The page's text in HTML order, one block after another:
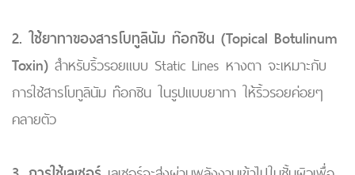
2. ใช้ยาทาของสารโบทูลินัม ท๊อกซิน (Topical Botulinum
Toxin) สำหรับริ้วรอยแบบ Static Lines หางตา จะเหมาะกับ
การใช้สารโบทูลินัม ท๊อกซิน ในรูปแบบยาทา ให้ริ้วรอยค่อยๆ
คลายตัว